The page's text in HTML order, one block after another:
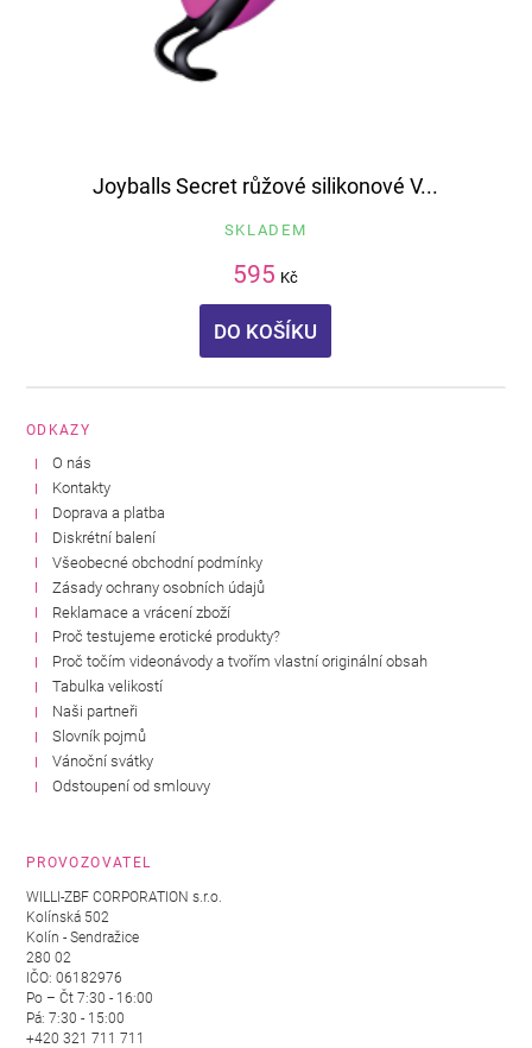
Joyballs Secret růžové silikonové V...
SKLADEM
595 Kč
DO KOŠÍKU
ODKAZY
O nás
Kontakty
Doprava a platba
Diskrétní balení
Všeobecné obchodní podmínky
Zásady ochrany osobních údajů
Reklamace a vrácení zboží
Proč testujeme erotické produkty?
Proč točím videonávody a tvořím vlastní originální obsah
Tabulka velikostí
Naši partneři
Slovník pojmů
Vánoční svátky
Odstoupení od smlouvy
PROVOZOVATEL
WILLI-ZBF CORPORATION s.r.o.
Kolínská 502
Kolín - Sendražice
280 02
IČO: 06182976
Po – Čt 7:30 - 16:00
Pá: 7:30 - 15:00
+420 321 711 711